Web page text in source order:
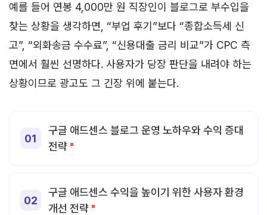
예를 들어 연봉 4,000만 원 직장인이 블로그로 부수입을
찾는 상황을 생각하면, “부업 후기”보다 “종합소득세 신
고”, “외화송금 수수료”, “신용대출 금리 비교”가 CPC 측
면에서 훨씬 선명하다. 사용자가 당장 판단을 내려야 하는
상황이므로 광고도 그 긴장 위에 붙는다.
구글 애드센스 블로그 운영 노하우와 수익 증대
전략
구글 애드센스 수익을 높이기 위한 사용자 환경
개선 전략